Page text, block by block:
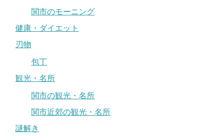
関市のモーニング
健康・ダイエット
刃物
包丁
観光・名所
関市の観光・名所
関市近郊の観光・名所
謎解き